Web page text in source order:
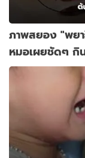
ภาพสยอง "พย
หมอเผยชัดๆ กิน